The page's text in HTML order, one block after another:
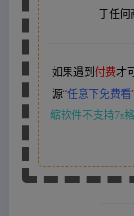
于任何
如果遇到 付费才可
源“任意下免费看
缩软件不支持7z